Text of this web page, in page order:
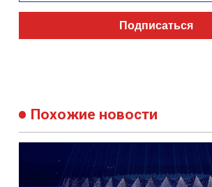
Подписаться
Похожие новости